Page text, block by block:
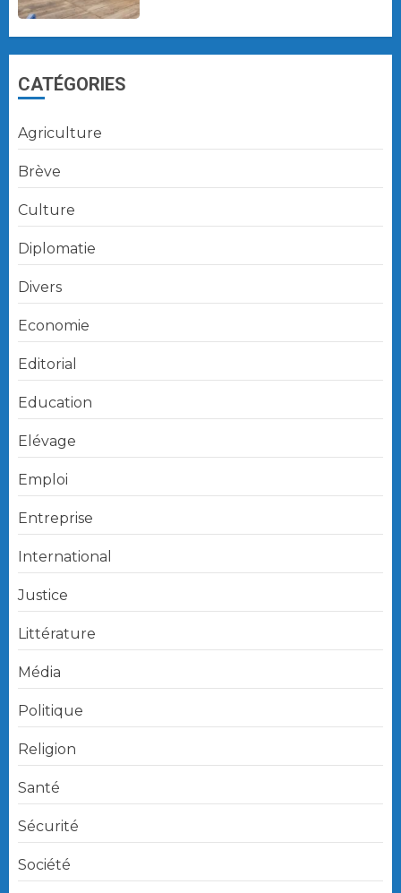
CATÉGORIES
Agriculture
Brève
Culture
Diplomatie
Divers
Economie
Editorial
Education
Elévage
Emploi
Entreprise
International
Justice
Littérature
Média
Politique
Religion
Santé
Sécurité
Société